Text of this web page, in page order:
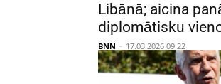
Libānā; aicina
diplomātisku
BNN - 17.03.2026 09:22